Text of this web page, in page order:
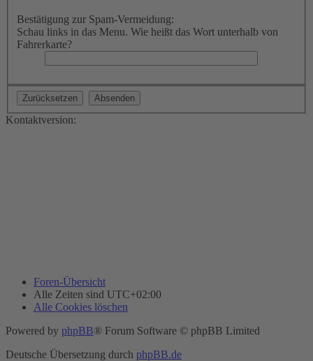
Bestätigung zur Spam-Vermeidung:
Schau links in das Menu. Wie heißt das Wort unterhalb von
Fahrerkarte?
Kontaktversion:
Foren-Übersicht
Alle Zeiten sind UTC+02:00
Alle Cookies löschen
Powered by phpBB® Forum Software © phpBB Limited
Deutsche Übersetzung durch phpBB.de